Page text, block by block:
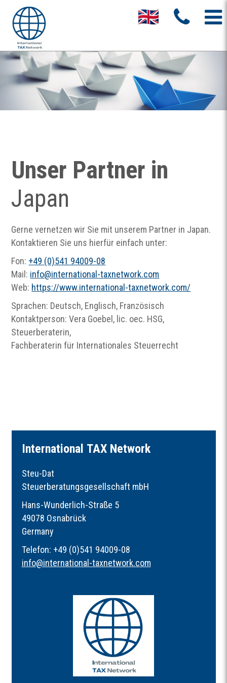
Unser Partner in
Japan
Gerne vernetzen wir Sie mit unserem Partner in Japan.
Kontaktieren Sie uns hierfür einfach unter:
Fon: +49 (0)541 94009-08
Mail: info@international-taxnetwork.com
Web: https://www.international-taxnetwork.com/
Sprachen: Deutsch, Englisch, Französisch
Kontaktperson: Vera Goebel, lic. oec. HSG,
Steuerberaterin,
Fachberaterin für Internationales Steuerrecht
International TAXNetwork
Steu-Dat
Steuerberatungsgesellschaft mbH
Hans-Wunderlich-Straße 5
49078 Osnabrück
Germany
Telefon: +49 (0)541 94009-08
info@international-taxnetwork.com